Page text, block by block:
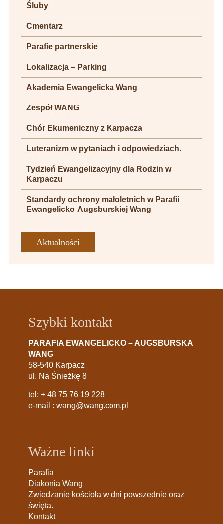
Śluby
Cmentarz
Parafie partnerskie
Lokalizacja – Parking
Akademia Ewangelicka Wang
Zespół WANG
Chór Ekumeniczny z Karpacza
Luteranizm w pytaniach i odpowiedziach.
Tydzień Ewangelizacyjny dla Rodzin w
Karpaczu
Standardy ochrony małoletnich w Parafii
Ewangelicko-Augsburskiej Wang
Aktualności
Szybki kontakt
PARAFIA EWANGELICKO – AUGSBURSKA
WANG
58-540 Karpacz
ul. Na Śnieżkę 8
tel: + 48 75 76 19 228
e-mail : wang@wang.com.pl
Ważne linki
Parafia
Diakonia Wang
Zwiedzanie kościoła w dni powszednie oraz
święta.
Kontakt